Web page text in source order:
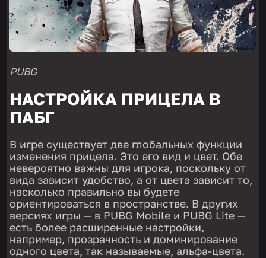
PUBG
НАСТРОЙКА ПРИЦЕЛА В
ПАБГ
В игре существует две глобальных функции
изменения прицела. Это его вид и цвет. Обе
невероятно важны для игрока, поскольку от
вида зависит удобство, а от цвета зависит то,
насколько правильно вы будете
ориентироваться в пространстве. В других
версиях игры — в PUBG Mobile и PUBG Lite —
есть более расширенные настройки,
например, прозрачность и доминирование
одного цвета, так называемые, альфа-цвета.